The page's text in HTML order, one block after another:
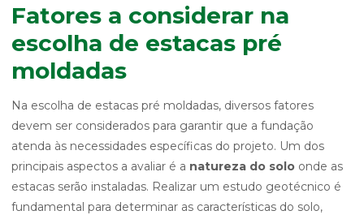
Fatores a considerar na
escolha de estacas pré
moldadas
Na escolha de estacas pré moldadas, diversos fatores
devem ser considerados para garantir que a fundação
atenda às necessidades específicas do projeto. Um dos
principais aspectos a avaliar é a natureza do solo onde as
estacas serão instaladas. Realizar um estudo geotécnico é
fundamental para determinar as características do solo,